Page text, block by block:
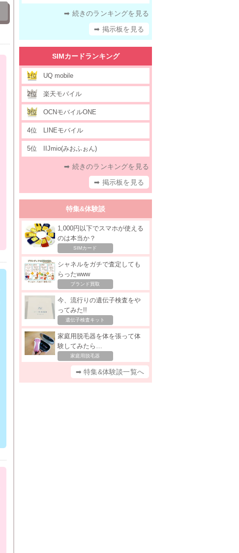
➡ 続きのランキングを見る
➡ 掲示板を見る
SIMカードランキング
1位 UQ mobile
2位 楽天モバイル
3位 OCNモバイルONE
4位 LINEモバイル
5位 IIJmio(みおふぉん)
➡ 続きのランキングを見る
➡ 掲示板を見る
特集&体験談
1,000円以下でスマホが使える
のは本当か？
SIMカード
シャネルをガチで査定しても
らったwww
ブランド買取
今、流行りの遺伝子検査をや
ってみた!!
遺伝子検査キット
家庭用脱毛器を体を張って体
験してみたら…
家庭用脱毛器
➡ 特集&体験談一覧へ